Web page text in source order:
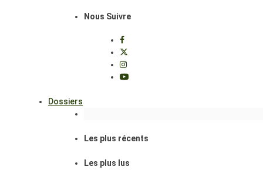
Nous Suivre
Dossiers
Les plus récents
Les plus lus